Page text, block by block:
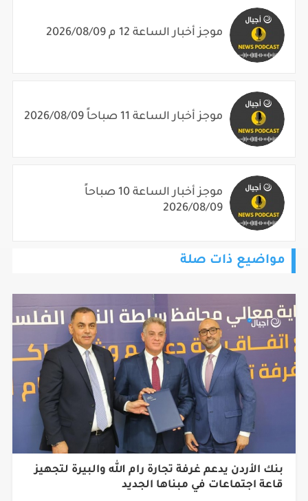
موجز أخبار الساعة 12 م 2026/08/09
موجز أخبار الساعة 11 صباحاً 2026/08/09
موجز أخبار الساعة 10 صباحاً
2026/08/09
مواضيع ذات صلة
بنك الأردن يدعم غرفة تجارة رام الله والبيرة لتجهيز
قاعة اجتماعات في مبناها الجديد